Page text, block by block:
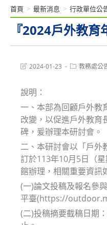
『2024戶外教
首頁 > 最新消息 > 行政單位公
Post2024-01-23
Post教務處公
說明：
一、本部為回顧戶外教
改變，以促進戶外教育
碑，爰辦理本研討會。
二、本研討會以「戶外
訂於113年10月5日（
館辦理，相關重要資訊
(一)論文投稿及報名參
平臺(https://
(二)投稿摘要截稿日期